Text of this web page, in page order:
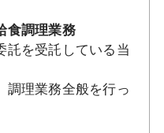
食調理業務
託を受託している当
調理業務全般を行っ